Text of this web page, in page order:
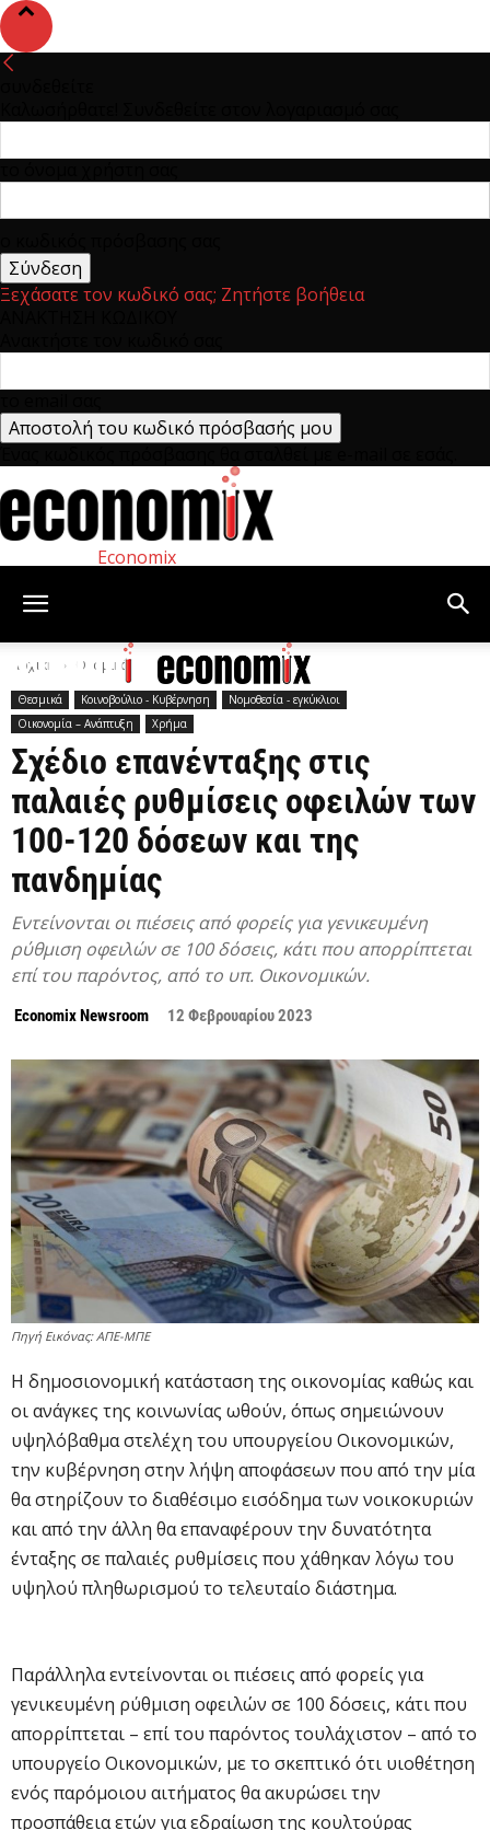
Ξεχάσατε τον κωδικό σας; Ζητήστε βοήθεια
Economix
Αρχική Θεσμικά
Θεσμικά Κοινοβούλιο - Κυβέρνηση
Νομοθεσία - εγκύκλιοι
Οικονομία – Ανάπτυξη
Χρήμα
Σχέδιο επανένταξης στις
παλαιές ρυθμίσεις οφειλών των
100-120 δόσεων και της
πανδημίας
Εντείνονται οι πιέσεις από φορείς για γενικευμένη
ρύθμιση οφειλών σε 100 δόσεις, κάτι που απορρίπτεται
επί του παρόντος, από το υπ. Οικονομικών.
Economix Newsroom 12 Φεβρουαρίου 2023
Πηγή Εικόνας: ΑΠΕ-ΜΠΕ
Η δημοσιονομική κατάσταση της οικονομίας καθώς και
οι ανάγκες της κοινωνίας ωθούν, όπως σημειώνουν
υψηλόβαθμα στελέχη του υπουργείου Οικονομικών,
την κυβέρνηση στην λήψη αποφάσεων που από την μία
θα στηρίζουν το διαθέσιμο εισόδημα των νοικοκυριών
και από την άλλη θα επαναφέρουν την δυνατότητα
ένταξης σε παλαιές ρυθμίσεις που χάθηκαν λόγω του
υψηλού πληθωρισμού το τελευταίο διάστημα.
Παράλληλα εντείνονται οι πιέσεις από φορείς για
γενικευμένη ρύθμιση οφειλών σε 100 δόσεις, κάτι που
απορρίπτεται – επί του παρόντος τουλάχιστον – από το
υπουργείο Οικονομικών, με το σκεπτικό ότι υιοθέτηση
ενός παρόμοιου αιτήματος θα ακυρώσει την
προσπάθεια ετών για εδραίωση της κουλτούρας